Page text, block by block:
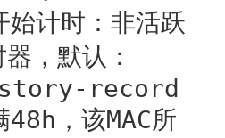
始计时：非活跃
器 ，默认：
record
，该MAC所